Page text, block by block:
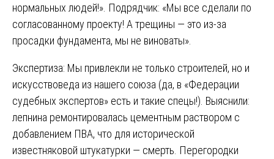
нормальных людей!». Подрядчик: «Мы все сделали по
согласованному проекту! А трещины — это из-за
просадки фундамента, мы не виноваты».
Экспертиза: Мы привлекли не только строителей, но и
искусствоведа из нашего союза (да, в «Федерации
судебных экспертов» есть и такие спецы!). Выяснили:
лепнина ремонтировалась цементным раствором с
добавлением ПВА, что для исторической
известняковой штукатурки — смерть. Перегородки